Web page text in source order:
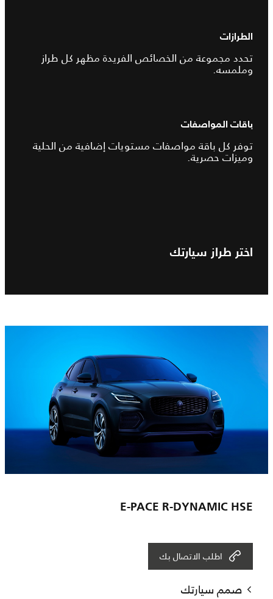
الطرازات
تحدد مجموعة من الخصائص الفريدة مظهر كل طراز
وملمسه.
باقات المواصفات
توفر كل باقة مواصفات مستويات إضافية من الحلية
وميزات حصرية.
اختر طراز سيارتك
E-PACE R-DYNAMIC HSE
اطلب الاتصال بك
صمم سيارتك